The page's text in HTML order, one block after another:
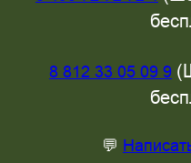
8 812 33 05 09 9
💬